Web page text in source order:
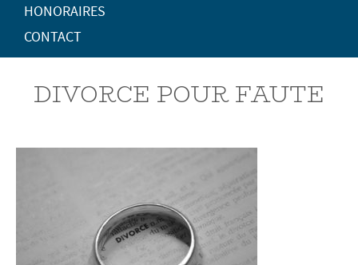
HONORAIRES
CONTACT
DIVORCE POUR FAUTE